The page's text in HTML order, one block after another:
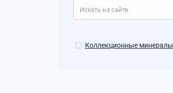
Коллекционные минералы